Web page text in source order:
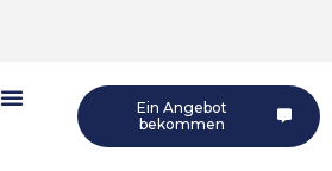
Ein Angebot
bekommen